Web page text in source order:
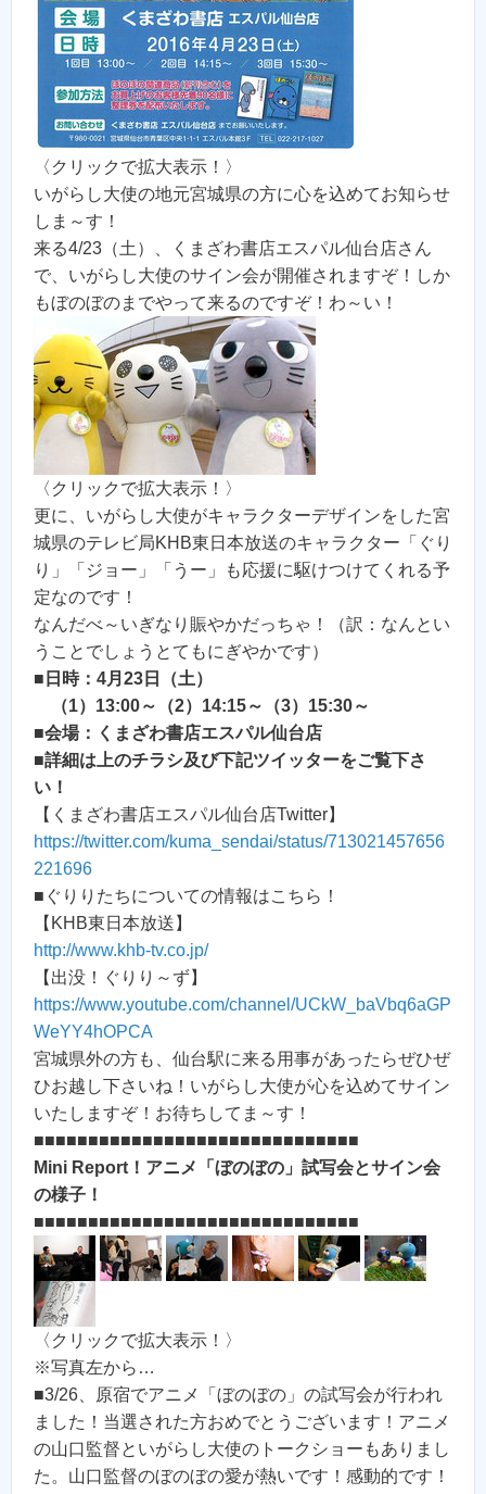
〈クリックで拡大表示！〉
いがらし大使の地元宮城県の方に心を込めてお知らせ
しま～す！
来る4/23（土）、くまざわ書店エスパル仙台店さん
で、いがらし大使のサイン会が開催されますぞ！しか
もぼのぼのまでやって来るのですぞ！わ～い！
〈クリックで拡大表示！〉
更に、いがらし大使がキャラクターデザインをした宮
城県のテレビ局KHB東日本放送のキャラクター「ぐり
り」「ジョー」「うー」も応援に駆けつけてくれる予
定なのです！
なんだべ～いぎなり賑やかだっちゃ！（訳：なんとい
うことでしょうとてもにぎやかです）
■ 日時：4月23日（土）
（1）13:00～（2）14:15～（3）15:30～
■会場：くまざわ書店エスパル仙台店
■詳細は上のチラシ及び下記ツイッターをご覧下さ
い！
【くまざわ書店エスパル仙台店Twitter】
https://twitter.com/kuma_sendai/status/713021457656
221696
■ぐりりたちについての情報はこちら！
【KHB東日本放送】
http://www.khb-tv.co.jp/
【出没！ぐりり～ず】
https://www.youtube.com/channel/UCkW_baVbq6aGP
WeYY4hOPCA
宮城県外の方も、仙台駅に来る用事があったらぜひぜ
ひお越し下さいね！いがらし大使が心を込めてサイン
いたしますぞ！お待ちしてま～す！
■■■■■■■■■■■■■■■■■■■■■■■■■■■■■■
Mini Report！アニメ「ぼのぼの」試写会とサイン会
の様子！
■■■■■■■■■■■■■■■■■■■■■■■■■■■■■■
〈クリックで拡大表示！〉
※写真左から…
■3/26、原宿でアニメ「ぼのぼの」の試写会が行われ
ました！当選された方おめでとうございます！アニメ
の山口監督といがらし大使のトークショーもありまし
た。山口監督のぼのぼの愛が熱いです！感動的です！